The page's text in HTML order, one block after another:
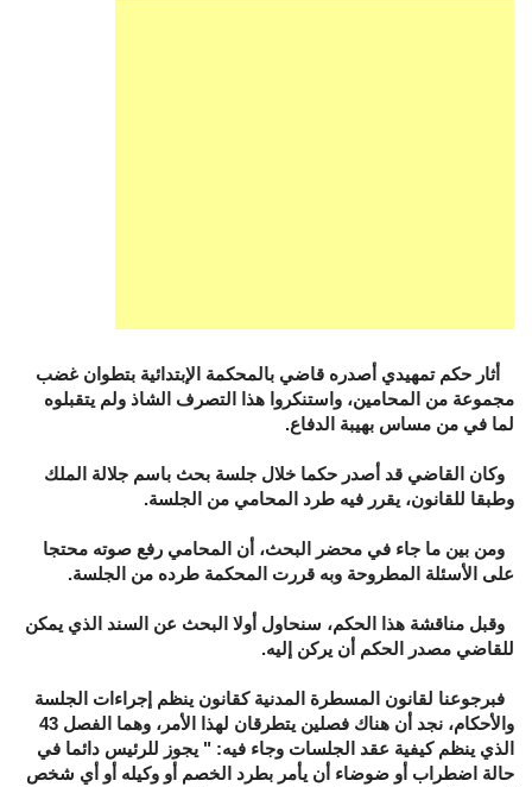
أثار حكم تمهيدي أصدره قاضي بالمحكمة الإبتدائية بتطوان غضب
مجموعة من المحامين، واستنكروا هذا التصرف الشاذ ولم يتقبلوه
لما في من مساس بهيبة الدفاع.
وكان القاضي قد أصدر حكما خلال جلسة بحث باسم جلالة الملك
وطبقا للقانون، يقرر فيه طرد المحامي من الجلسة.
ومن بين ما جاء في محضر البحث، أن المحامي رفع صوته محتجا
على الأسئلة المطروحة وبه قررت المحكمة طرده من الجلسة.
وقبل مناقشة هذا الحكم، سنحاول أولا البحث عن السند الذي يمكن
للقاضي مصدر الحكم أن يركن إليه.
فبرجوعنا لقانون المسطرة المدنية كقانون ينظم إجراءات الجلسة
والأحكام، نجد أن هناك فصلين يتطرقان لهذا الأمر، وهما الفصل 43
الذي ينظم كيفية عقد الجلسات وجاء فيه: " يجوز للرئيس دائما في
حالة اضطراب أو ضوضاء أن يأمر بطرد الخصم أو وكيله أو أي شخص